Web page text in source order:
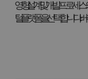
영향. 설계 및 개발 프로세
털 플랫폼을 선택합니다.버